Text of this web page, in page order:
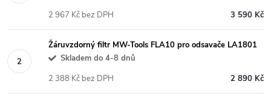
3 590 Kč
2 967 Kč bez DPH
Žáruvzdorný filtr MW-Tools FLA10 pro odsavače LA1801
Skladem do 4-8 dnů
2 890 Kč
2 388 Kč bez DPH